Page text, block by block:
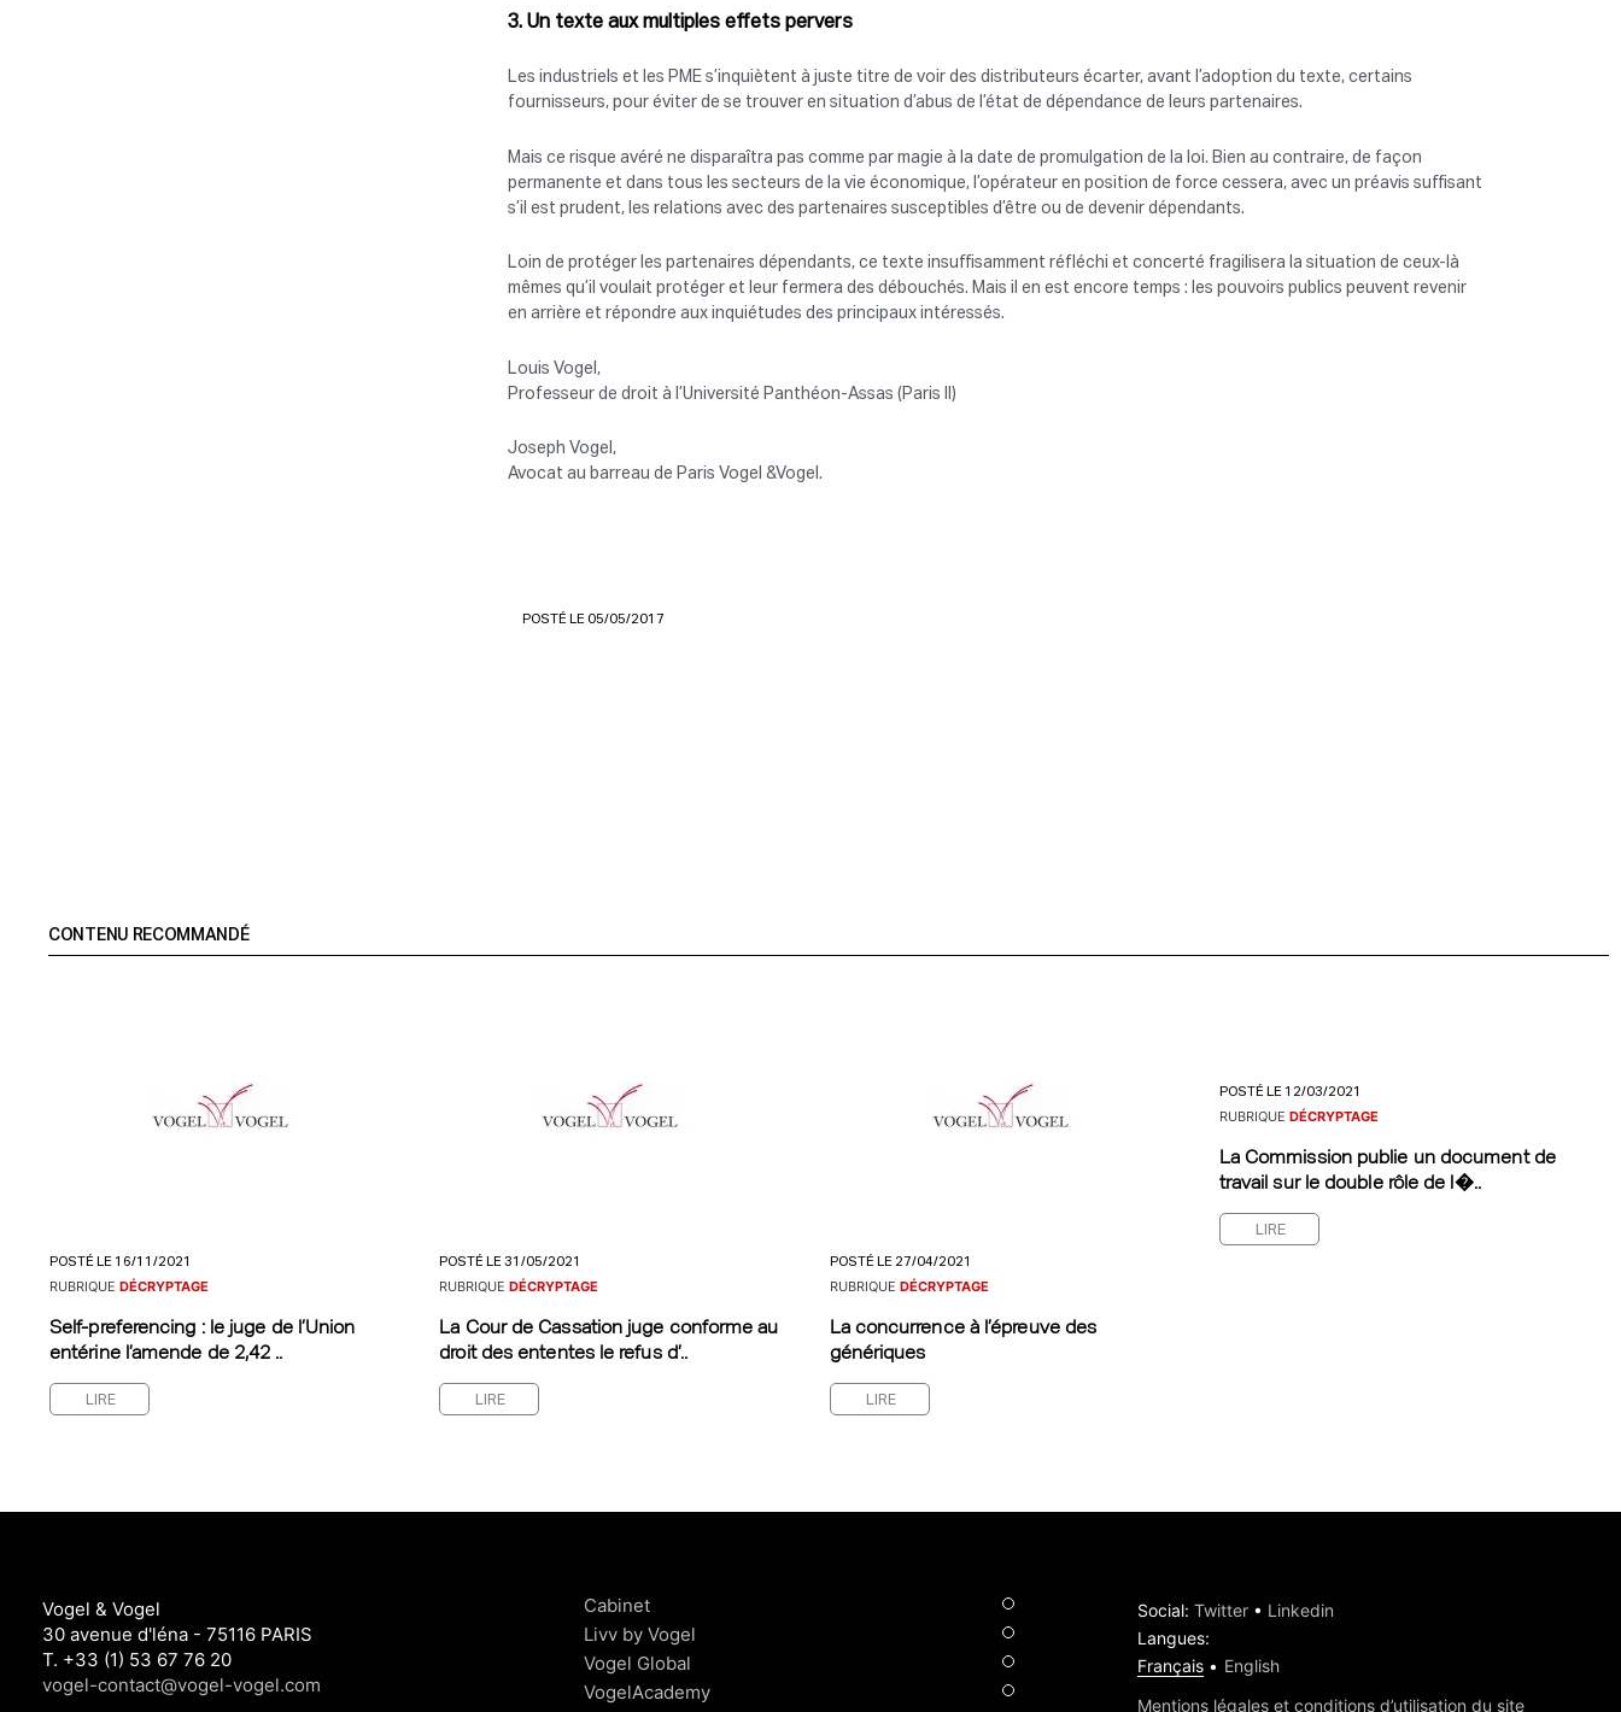
3. Un texte aux multiples effets pervers
Les industriels et les PME s’inquiètent à juste titre de voir des distributeurs écarter, avant l’adoption du texte, certains
fournisseurs, pour éviter de se trouver en situation d’abus de l’état de dépendance de leurs partenaires.
Mais ce risque avéré ne disparaîtra pas comme par magie à la date de promulgation de la loi. Bien au contraire, de façon
permanente et dans tous les secteurs de la vie économique, l’opérateur en position de force cessera, avec un préavis suffisant
s’il est prudent, les relations avec des partenaires susceptibles d’être ou de devenir dépendants.
Loin de protéger les partenaires dépendants, ce texte insuffisamment réfléchi et concerté fragilisera la situation de ceux-là
mêmes qu’il voulait protéger et leur fermera des débouchés. Mais il en est encore temps : les pouvoirs publics peuvent revenir
en arrière et répondre aux inquiétudes des principaux intéressés.
Louis Vogel,
Professeur de droit à l’Université Panthéon-Assas (Paris II)
Joseph Vogel,
Avocat au barreau de Paris Vogel &Vogel.
POSTÉ LE 05/05/2017
CONTENU RECOMMANDÉ
POSTÉ LE 16/11/2021
RUBRIQUE DÉCRYPTAGE
Self-preferencing : le juge de l’Union
entérine l’amende de 2,42 ..
LIRE
POSTÉ LE 31/05/2021
RUBRIQUEDÉCRYPTAGE
La Cour de Cassation juge conforme au
droit des ententes le refus d’..
LIRE
POSTÉ LE 27/04/2021
RUBRIQUE DÉCRYPTAGE
La concurrence à l’épreuve des
génériques
LIRE
POSTÉ LE 12/03/2021
RUBRIQUE DÉCRYPTAGE
La Commission publie un document de
travail sur le double rôle de l�..
LIRE
Vogel & Vogel
30 avenue d'léna - 75116 PARIS
T. +33 (1) 53 67 76 20
vogel-contact@vogel-vogel.com
Cabinet
Livv by Vogel
Vogel Global
VogelAcademy
Social: Twitter• Linkedin
Langues:
Français
English
Mentions légales et conditions d’utilisation du site